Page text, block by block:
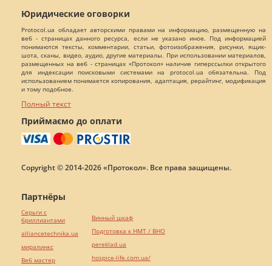
Юридические оговорки
Protocol.ua обладает авторскими правами на информацию, размещенную на
веб - страницах данного ресурса, если не указано иное. Под информацией
понимаются тексты, комментарии, статьи, фотоизображения, рисунки, ящик-
шота, сканы, видео, аудио, другие материалы. При использовании материалов,
размещенных на веб - страницах «Протокол» наличие гиперссылки открытого
для индексации поисковыми системами на protocol.ua обязательна. Под
использованием понимается копирования, адаптация, рерайтинг, модификация
и тому подобное.
Полный текст
Приймаємо до оплати
Copyright © 2014-2026 «Протокол». Все права защищены.
Партнёры
Серьги с
бриллиантами
alliancetechnika.ua
миралинкс
Веб мастер
Винный шкаф
Подготовка к НМТ / ВНО
pereklad.ua
hospice-life.com.ua/